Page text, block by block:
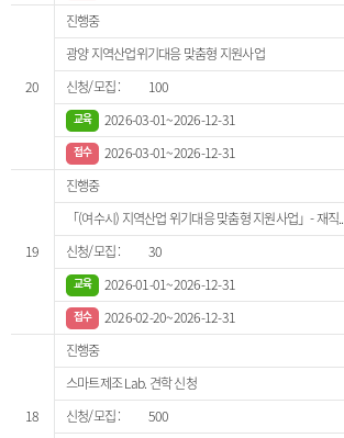
20
진행중
광양 지역산업위기대응 맞춤형 지원사업
100
2026-03-01~2026-12-31
2026-03-01~2026-12-31
19
진행중
「(여수시) 지역산업 위기대응 맞춤형 지원사업」- 재직
30
2026-01-01~2026-12-31
2026-02-20~2026-12-31
18
진행중
스마트제조 Lab. 견학 신청
500